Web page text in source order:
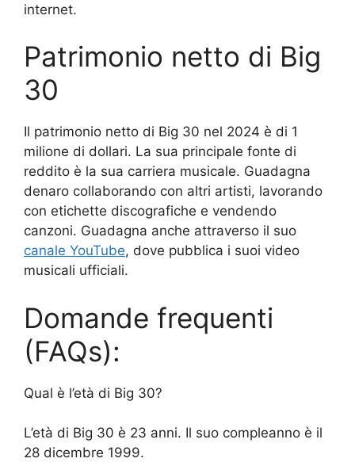
internet.
Patrimonio netto di Big
30
Il patrimonio netto di Big 30 nel 2024 è di 1
milione di dollari. La sua principale fonte di
reddito è la sua carriera musicale. Guadagna
denaro collaborando con altri artisti, lavorando
con etichette discografiche e vendendo
canzoni. Guadagna anche attraverso il suo
canale YouTube, dove pubblica i suoi video
musicali ufficiali.
Domande frequenti
(FAQs):
Qual è l’età di Big 30?
L’età di Big 30 è 23 anni. Il suo compleanno è il
28 dicembre 1999.